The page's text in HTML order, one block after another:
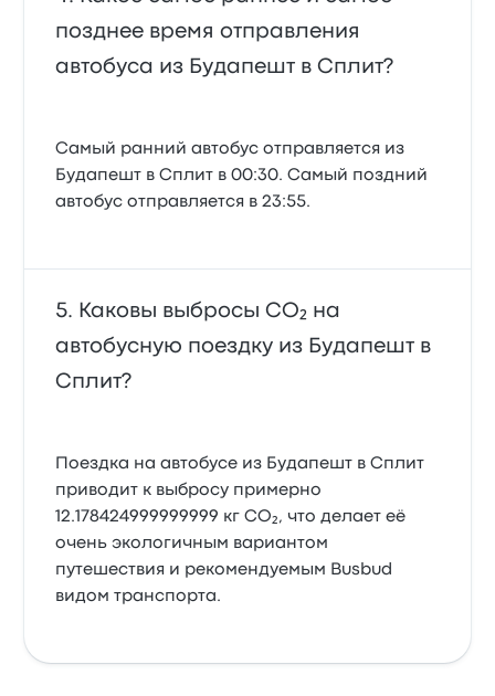
позднее время отправления
автобуса из Будапешт в Сплит?
Самый ранний автобус отправляется из
Будапешт в Сплит в 00:30. Самый поздний
автобус отправляется в 23:55.
Каковы выбросы CO₂ на
автобусную поездку из Будапешт в
Сплит?
Поездка на автобусе из Будапешт в Сплит
приводит к выбросу примерно
12.178424999999999 кг CO₂, что делает её
очень экологичным вариантом
путешествия и рекомендуемым Busbud
видом транспорта.